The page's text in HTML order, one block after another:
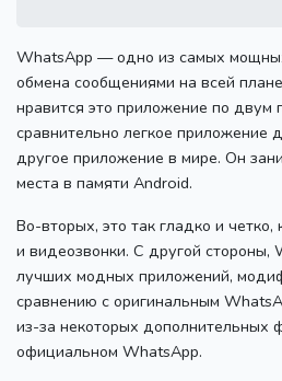
WhatsApp — одно из самых
обмена сообщениями на всей
нравится это приложение по двум
сравнительно легкое приложение
другое приложение в мире. Он
места в памяти Android.
Во-вторых, это так гладко и
и видеозвонки. С другой стороны,
лучших модных приложений,
сравнению с оригинальным
из-за некоторых дополнительных
официальном WhatsApp.